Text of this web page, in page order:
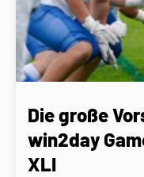
Die große
win2day
XLI